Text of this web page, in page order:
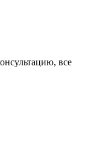
все